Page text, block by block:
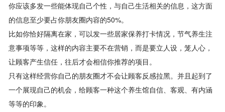
你应该多发一些能体现自己个性，与自己生活相关的信息，这方面
的信息至少要占你朋友圈内容的50%。
比如你恰好隔离在家，可以发一些居家保养打卡情况，节气养生注
意事项等等，这样的内容主要不在营销，而是要立人设，笼人心，
让顾客产生信任，往后才会相信你推荐的项目。
只有这样经营你自己的朋友圈才不会让顾客反感拉黑。并且起到了
一个展现自己的机会，给顾客一种这个养生馆自信、客观、有内涵
等等的印象。